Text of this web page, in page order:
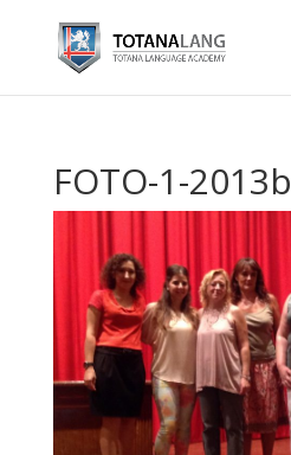
FOTO-1-2013b